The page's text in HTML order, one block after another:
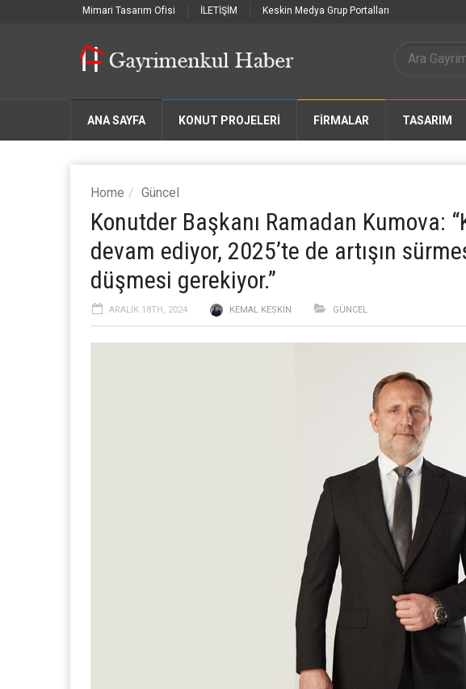
Mimari Tasarım Ofisi İLETİŞİM Keskin Medya Grup Portalları
ANA SAYFA KONUT PROJELERİ FIRMALAR TASARIM
Home Güncel
Konutder Başkanı Ramadan Kumova:
devam ediyor, 2025’te de artışın
düşmesi gerekiyor.”
ARALIK 18TH, 2024 KEMAL KESKIN GÜNCEL